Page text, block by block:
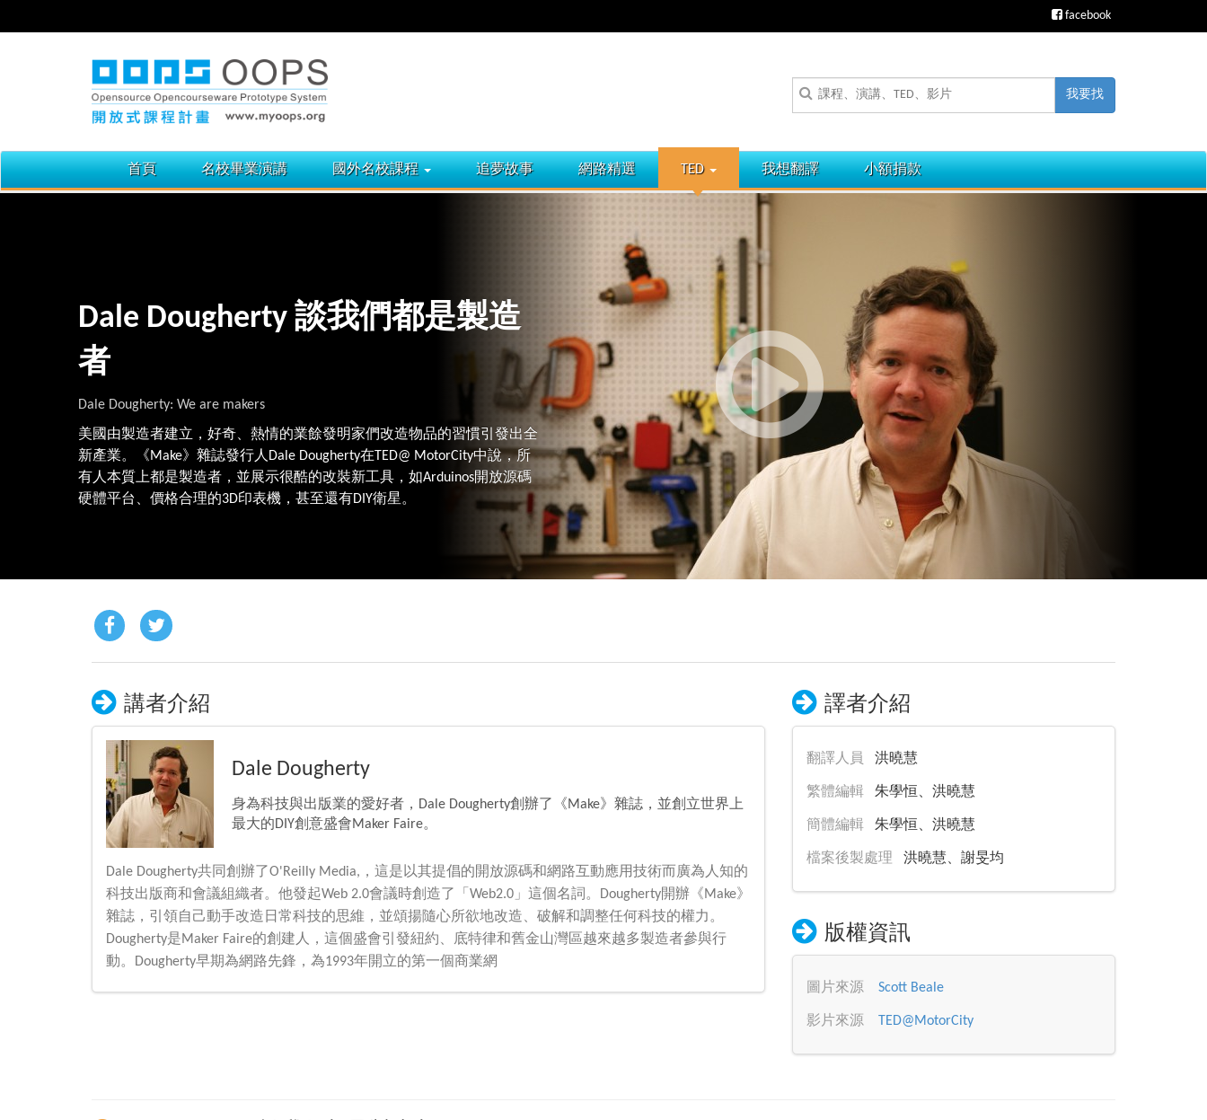
facebook
我要找
首頁 名校畢業演講 國外名校課程 追夢故事 網路精選 TED 我想翻譯 小額捐款
Dale Dougherty 談我們都是製造
者
Dale Dougherty: We are makers
美國由製造者建立，好奇、熱情的業餘發明家們改造物品的習慣引發出全
新產業。《Make》雜誌發行人Dale Dougherty在TED@ MotorCity中說，所
有人本質上都是製造者，並展示很酷的改裝新工具，如Arduinos開放源碼
硬體平台、價格合理的3D印表機，甚至還有DIY衛星。
講者介紹
Dale Dougherty
身為科技與出版業的愛好者，Dale Dougherty創辦了《Make》雜誌，並創立世界上
最大的DIY創意盛會Maker Faire。
Dale Dougherty共同創辦了O'Reilly Media,，這是以其提倡的開放源碼和網路互動應用技術而廣為人知的
科技出版商和會議組織者。他發起Web 2.0會議時創造了「Web2.0」這個名詞。Dougherty開辦《Make》
雜誌，引領自己動手改造日常科技的思維，並頌揚隨心所欲地改造、破解和調整任何科技的權力。
Dougherty是Maker Faire的創建人，這個盛會引發紐約、底特律和舊金山灣區越來越多製造者參與行
動。Dougherty早期為網路先鋒，為1993年開立的第一個商業網
譯者介紹
翻譯人員 洪曉慧
繁體編輯 朱學恒、洪曉慧
簡體編輯 朱學恒、洪曉慧
檔案後製處理 洪曉慧、謝旻均
版權資訊
圖片來源 Scott Beale
影片來源 TED@MotorCity